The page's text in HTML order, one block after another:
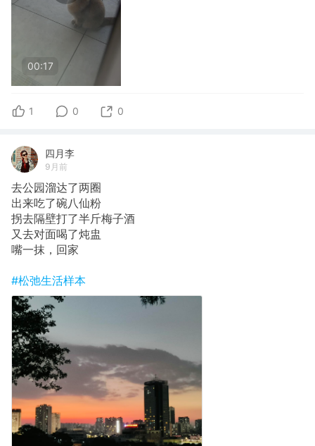
00:17
1 0 0
四月李
9月前
去公园溜达了两圈
出来吃了碗八仙粉
拐去隔壁打了半斤梅子酒
又去对面喝了炖盅
嘴一抹，回家
#松弛生活样本